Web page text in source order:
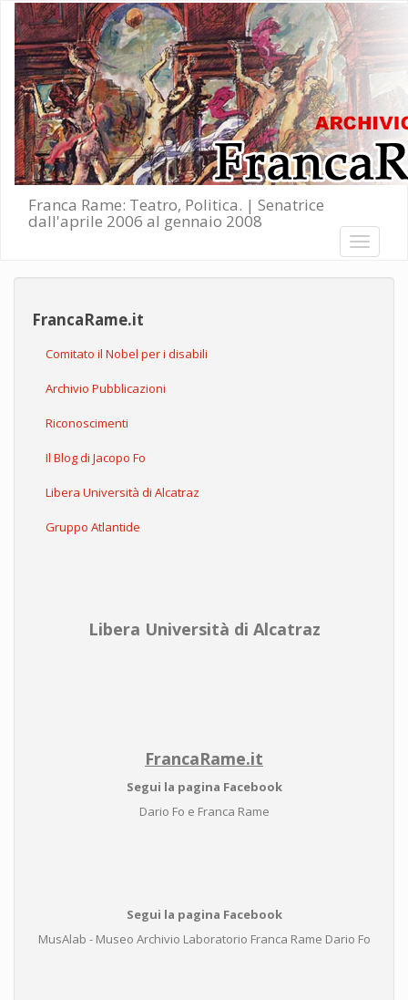
Salta al contenuto principale
Franca Rame: Teatro, Politica. | Senatrice
dall'aprile 2006 al gennaio 2008
Toggle
FrancaRame.it
Comitato il Nobel per i disabili
Archivio Pubblicazioni
Riconoscimenti
Il Blog di Jacopo Fo
Libera Università di Alcatraz
Gruppo Atlantide
Libera Università di Alcatraz
FrancaRame.it
Segui la pagina Facebook
Dario Fo e Franca Rame
Segui la pagina Facebook
MusAlab - Museo Archivio Laboratorio Franca Rame Dario Fo